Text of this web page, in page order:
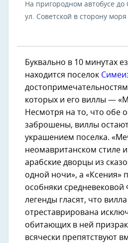
На пригородном автобусе
ул. Советской в сторону моря
Буквально в 10 минутах
находится поселок
которых и его виллы —
Несмотря на то, что обе
заброшены, виллы
украшением поселка.
неомавританском стиле
арабские дворцы из
одной ночи», а «Ксения»
особняки средневековой
легенды гласят, что
отреставрирована
обитающих в ней
всячески препятствуют